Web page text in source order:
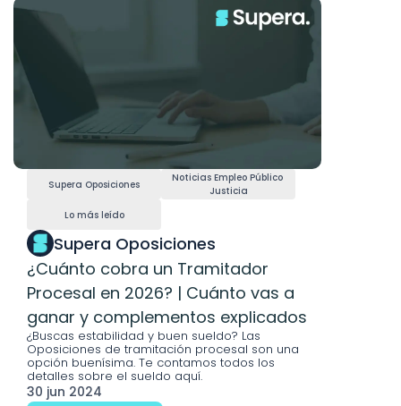
Supera Oposiciones
Noticias Empleo Público
Justicia
Lo más leído
Supera Oposiciones
¿Cuánto cobra un Tramitador
Procesal en 2026? | Cuánto vas a
ganar y complementos explicados
¿Buscas estabilidad y buen sueldo? Las
Oposiciones de tramitación procesal son una
opción buenísima. Te contamos todos los
detalles sobre el sueldo aquí.
30 jun 2024